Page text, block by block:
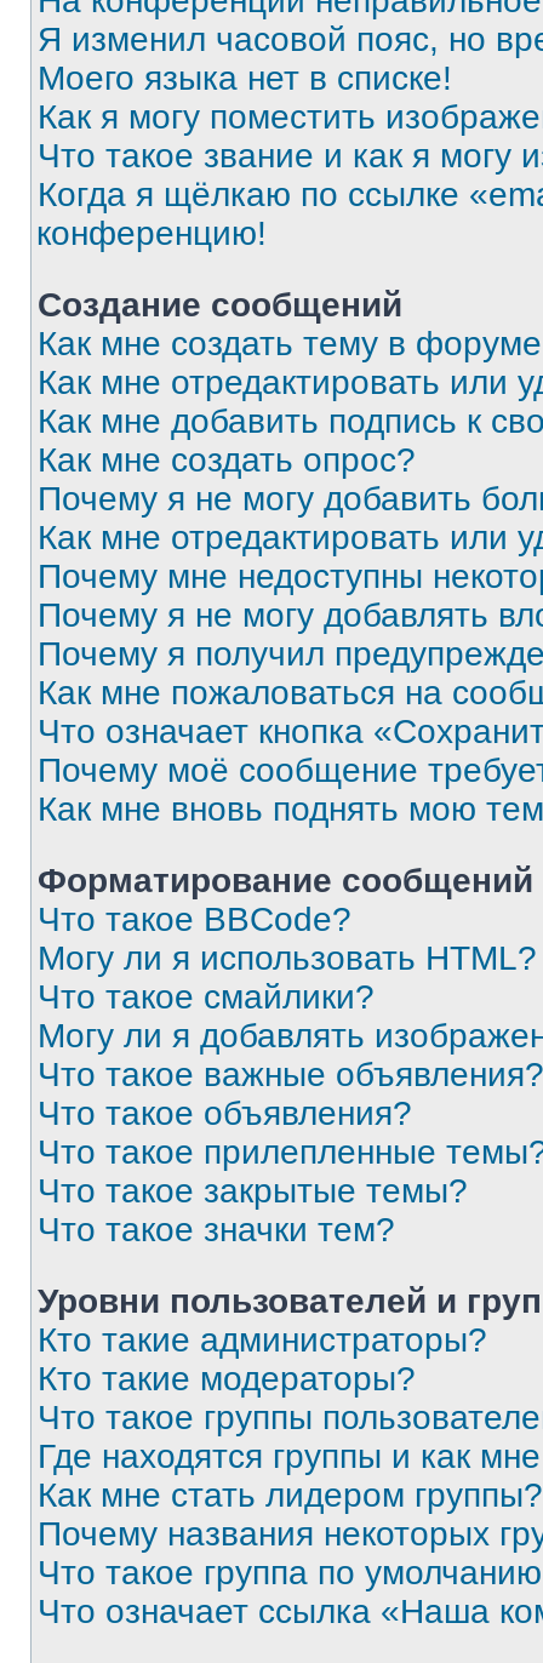
Я изменил часовой пояс, но
Моего языка нет в списке!
Как я могу поместить
Что такое звание и как я могу
Когда я щёлкаю по ссылке
конференцию!
Создание сообщений
Как мне создать тему в
Как мне отредактировать или
Как мне добавить подпись к
Как мне создать опрос?
Почему я не могу добавить
Как мне отредактировать или
Почему мне недоступны
Почему я не могу добавлять
Почему я получил
Как мне пожаловаться на
Что означает кнопка
Почему моё сообщение
Как мне вновь поднять мою
Форматирование
Что такое BBCode?
Могу ли я использовать HTML?
Что такое смайлики?
Могу ли я добавлять
Что такое важные объявления?
Что такое объявления?
Что такое прилепленные
Что такое закрытые темы?
Что такое значки тем?
Уровни пользователей и
Кто такие администраторы?
Кто такие модераторы?
Что такое группы
Где находятся группы и как
Как мне стать лидером группы?
Почему названия некоторых
Что такое группа по
Что означает ссылка «Наша